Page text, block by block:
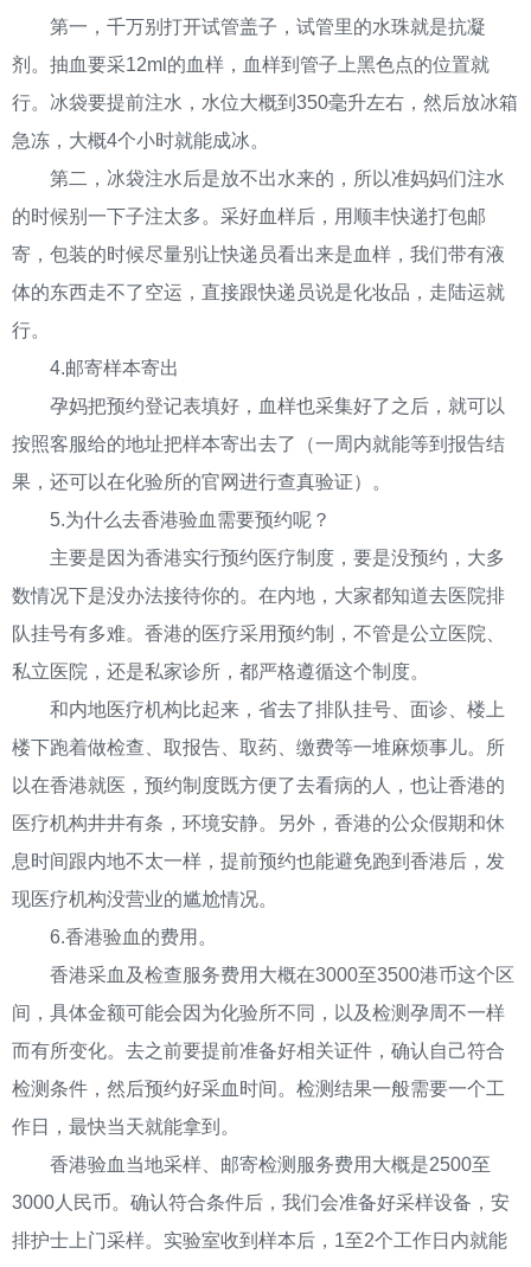
第一，千万别打开试管盖子，试管里的水珠就是抗凝
剂。抽血要采12ml的血样，血样到管子上黑色点的位置就
行。冰袋要提前注水，水位大概到350毫升左右，然后放冰箱
急冻，大概4个小时就能成冰。
第二，冰袋注水后是放不出水来的，所以准妈妈们注水
的时候别一下子注太多。采好血样后，用顺丰快递打包邮
寄，包装的时候尽量别让快递员看出来是血样，我们带有液
体的东西走不了空运，直接跟快递员说是化妆品，走陆运就
行。
4.邮寄样本寄出
孕妈把预约登记表填好，血样也采集好了之后，就可以
按照客服给的地址把样本寄出去了（一周内就能等到报告结
果，还可以在化验所的官网进行查真验证）。
5.为什么去香港验血需要预约呢？
主要是因为香港实行预约医疗制度，要是没预约，大多
数情况下是没办法接待你的。在内地，大家都知道去医院排
队挂号有多难。香港的医疗采用预约制，不管是公立医院、
私立医院，还是私家诊所，都严格遵循这个制度。
和内地医疗机构比起来，省去了排队挂号、面诊、楼上
楼下跑着做检查、取报告、取药、缴费等一堆麻烦事儿。所
以在香港就医，预约制度既方便了去看病的人，也让香港的
医疗机构井井有条，环境安静。另外，香港的公众假期和休
息时间跟内地不太一样，提前预约也能避免跑到香港后，发
现医疗机构没营业的尴尬情况。
6.香港验血的费用。
香港采血及检查服务费用大概在3000至3500港币这个区
间，具体金额可能会因为化验所不同，以及检测孕周不一样
而有所变化。去之前要提前准备好相关证件，确认自己符合
检测条件，然后预约好采血时间。检测结果一般需要一个工
作日，最快当天就能拿到。
香港验血当地采样、邮寄检测服务费用大概是2500至
3000人民币。确认符合条件后，我们会准备好采样设备，安
排护士上门采样。实验室收到样本后，1至2个工作日内就能